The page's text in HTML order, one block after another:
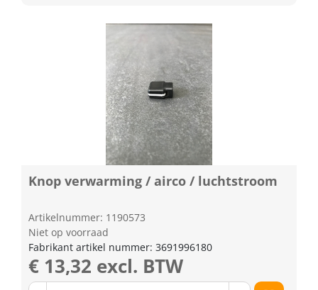
Knop verwarming / airco / luchtstroom
Artikelnummer: 1190573
Niet op voorraad
Fabrikant artikel nummer: 3691996180
€ 13,32 excl. BTW